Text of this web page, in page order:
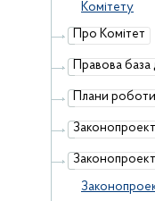
Комітету
Про Комітет
Правова база
Плани